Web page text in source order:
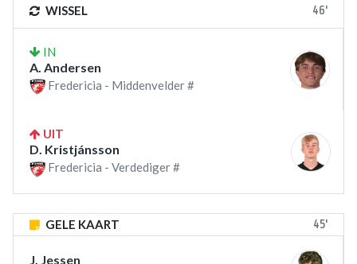
WISSEL 46'
IN
A. Andersen
Fredericia - Middenvelder #
UIT
D. Kristjánsson
Fredericia - Verdediger #
GELE KAART 45'
J. Jessen